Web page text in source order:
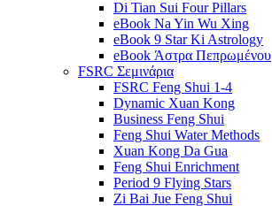
Di Tian Sui Four Pillars
eBook Na Yin Wu Xing
eBook 9 Star Ki Astrology
eBook Άστρα Πεπρωμένου
FSRC Σεμινάρια
FSRC Feng Shui 1-4
Dynamic Xuan Kong
Business Feng Shui
Feng Shui Water Methods
Xuan Kong Da Gua
Feng Shui Enrichment
Period 9 Flying Stars
Zi Bai Jue Feng Shui